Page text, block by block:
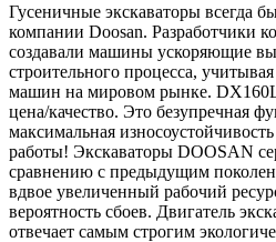
Гусеничные экскаваторы всегда
компании Doosan. Разработчики
создавали машины ускоряющие
строительного процесса,
машин на мировом рынке.
цена/качество. Это безупречная
максимальная
работы! Экскаваторы DOOSAN
сравнению с предыдущим
вдвое увеличенный рабочий
вероятность сбоев. Двигатель
отвечает самым строгим